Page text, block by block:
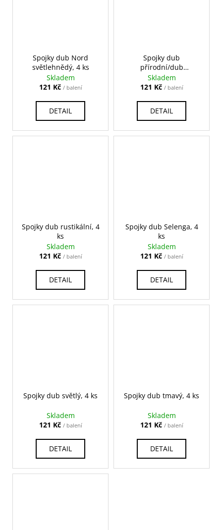
Spojky dub Nord
světlehnědý, 4 ks
Skladem
121 Kč / balení
DETAIL
Spojky dub
přírodní/dub
Angara/dub Valley
přírodní, 4 ks
Skladem
121 Kč / balení
DETAIL
Spojky dub rustikální, 4
ks
Skladem
121 Kč / balení
DETAIL
Spojky dub Selenga, 4
ks
Skladem
121 Kč / balení
DETAIL
Spojky dub světlý, 4 ks
Skladem
121 Kč / balení
DETAIL
Spojky dub tmavý, 4 ks
Skladem
121 Kč / balení
DETAIL